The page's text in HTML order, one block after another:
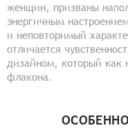
женщин, призваны
энергичным
и неповторимый
отличается
дизайном, который как
флакона.